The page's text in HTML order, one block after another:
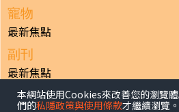
寵物
最新焦點
副刊
最新焦點
日報
本網站使用Cookies來改善您的瀏覽
們的私隱政策與使用條款才繼續瀏覽。